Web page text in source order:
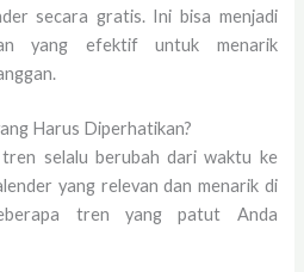
secara gratis. Ini bisa menjadi
yang efektif untuk menarik
Harus Diperhatikan?
selalu berubah dari waktu ke
yang relevan dan menarik di
tren yang patut Anda